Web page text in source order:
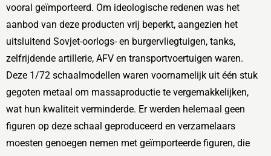
vooral geïmporteerd. Om ideologische redenen was het
aanbod van deze producten vrij beperkt, aangezien het
uitsluitend Sovjet-oorlogs- en burgervliegtuigen, tanks,
zelfrijdende artillerie, AFV en transportvoertuigen waren.
Deze 1/72 schaalmodellen waren voornamelijk uit één stuk
gegoten metaal om massaproductie te vergemakkelijken,
wat hun kwaliteit verminderde. Er werden helemaal geen
figuren op deze schaal geproduceerd en verzamelaars
moesten genoegen nemen met geïmporteerde figuren, die